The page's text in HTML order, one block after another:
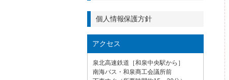
個人情報保護方針
アクセス
泉北高速鉄道［和泉中央駅から］
南海バス・和泉商工会議所前